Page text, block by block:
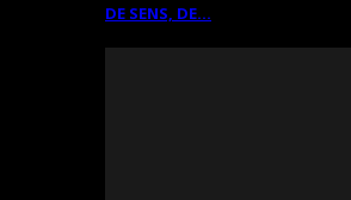
DE SENS, DE…